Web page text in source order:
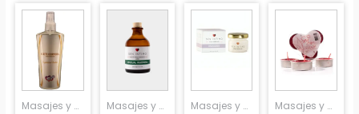
Masajes y aromaterapia Masajes y aromaterapia Masajes y aromaterapia Masajes y aromaterapia